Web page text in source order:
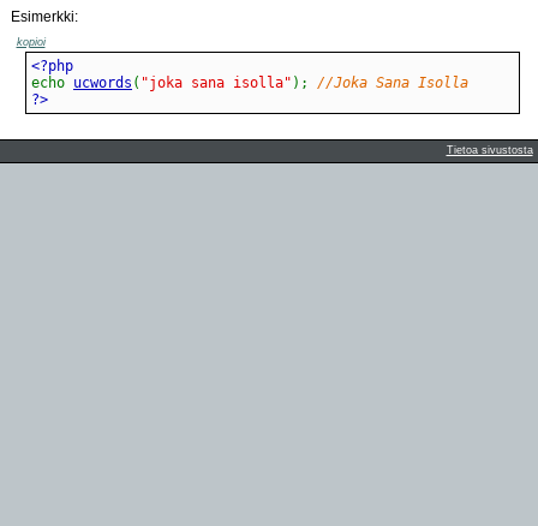
Esimerkki:
kopioi
echo ucwords ( "joka sana isolla" ) ;
//Joka Sana Isolla
?>
Tietoa sivustosta